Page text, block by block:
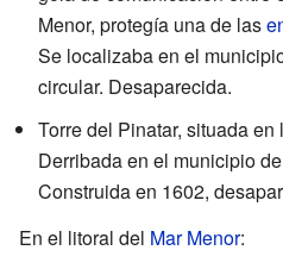
Menor, protegía una de las
Se localizaba en el
circular. Desaparecida.
Torre del Pinatar, situada
Derribada en el municipio de
Construida en 1602,
En el litoral del Mar Menor: